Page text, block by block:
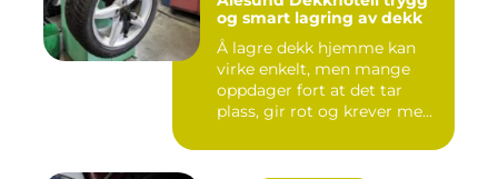
og smart lagring av dekk
Å lagre dekk hjemme kan
virke enkelt, men mange
oppdager fort at det tar
plass, gir rot og krever me...